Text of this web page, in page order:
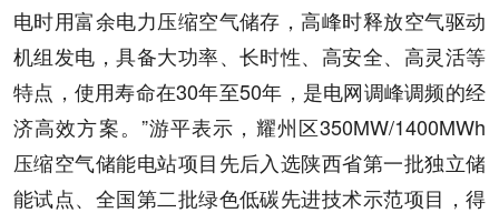
电时用富余电力压缩空气储存，高峰时释放空气驱动
机组发电，具备大功率、长时性、高安全、高灵活等
特点，使用寿命在30年至50年，是电网调峰调频的经
济高效方案。”游平表示，耀州区350MW/1400MWh
压缩空气储能电站项目先后入选陕西省第一批独立储
能试点、全国第二批绿色低碳先进技术示范项目，得